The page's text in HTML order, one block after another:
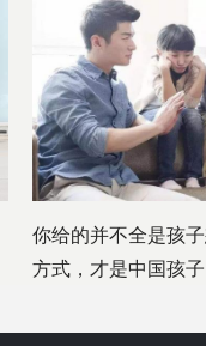
你给的并不全是孩
方式，才是中国孩